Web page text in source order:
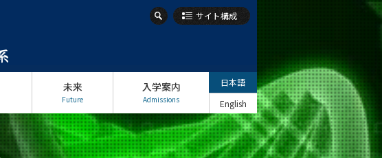
サイト構成
未来
Future
入学案内
Admissions
日本語
English